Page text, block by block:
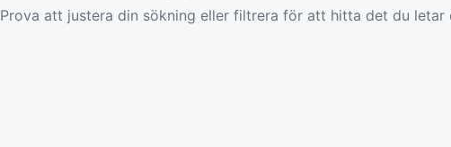
Prova att justera din sökning eller filtrera för att hitta det du letar